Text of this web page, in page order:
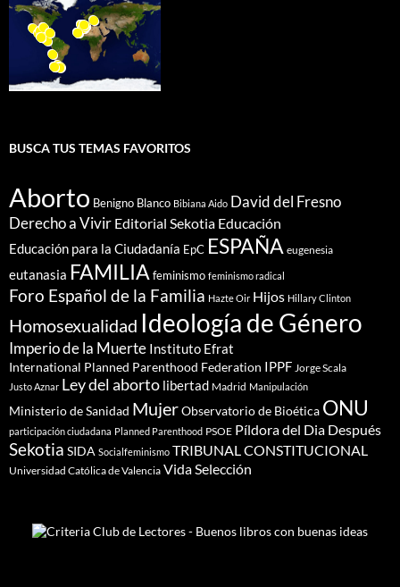
BUSCA TUS TEMAS FAVORITOS
Aborto Benigno Blanco Bibiana Aido David del Fresno
Derecho a Vivir Editorial Sekotia Educación
Educación para la Ciudadanía EpC ESPAÑA eugenesia
eutanasia FAMILIA feminismo feminismo radical
Foro Español de la Familia Hazte Oir Hijos Hillary Clinton
Homosexualidad Ideología de Género
Imperio de la Muerte Instituto Efrat
International Planned Parenthood Federation IPPF Jorge Scala
Justo Aznar Ley del aborto libertad Madrid Manipulación
Ministerio de Sanidad MujerObservatorio de Bioética ONU
participación ciudadana Planned Parenthood PSOE Píldora del Dia Después
Sekotia SIDA Socialfeminismo TRIBUNAL CONSTITUCIONAL
Universidad Católica de Valencia Vida Selección